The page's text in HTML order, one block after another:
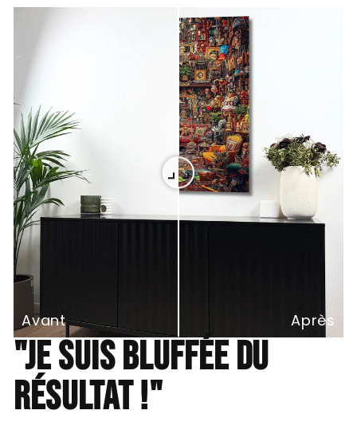
Avant Après
"Je suis bluffée du
résultat !"